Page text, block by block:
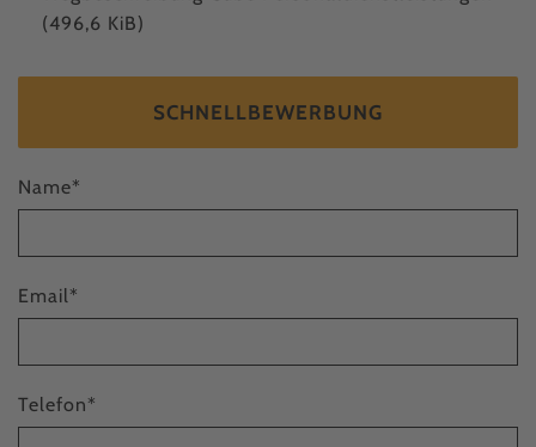
(496,6 KiB)
SCHNELLBEWERBUNG
Name*
Email*
Telefon*